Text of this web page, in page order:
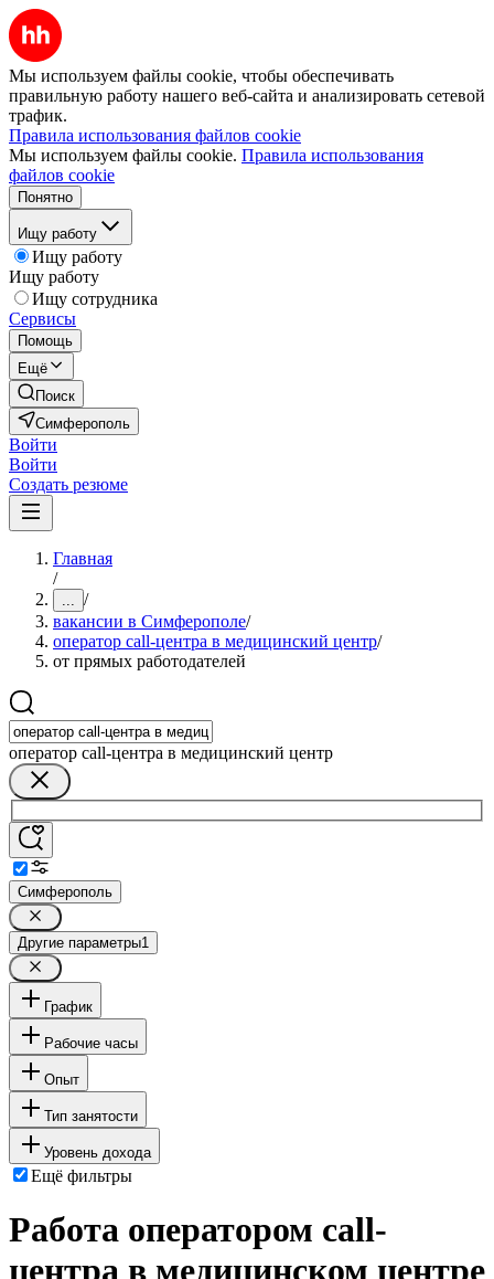
Мы используем файлы cookie, чтобы обеспечивать
правильную работу нашего веб-сайта и анализировать сетевой
трафик.
Правила использования файлов cookie
Мы используем файлы cookie. Правила использования
файлов cookie
Понятно
Ищу работу
Ищу работу
Ищу работу
Ищу сотрудника
Сервисы
Помощь
Ещё
Поиск
Симферополь
Войти
Войти
Создать резюме
Главная
/
... /
вакансии в Симферополе/
оператор call-центра в медицинский центр/
от прямых работодателей
оператор call-центра в медицинский центр
Симферополь
Другие параметры1
График
Рабочие часы
Опыт
Тип занятости
Уровень дохода
Ещё фильтры
Работа оператором call-
центра в медицинском центре